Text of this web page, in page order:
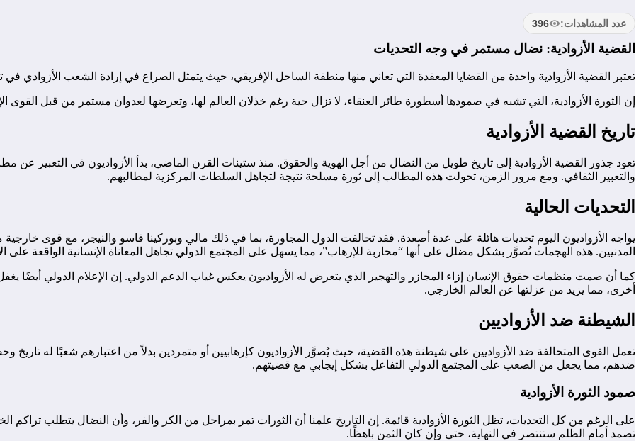
عدد المشاهدات: 396
القضية الأزوادية: نضال مستمر في وجه التحديات
تعتبر القضية الأزوادية واحدة من القضايا المعقدة التي تعاني منها منطقة الساحل الإفريقي، حيث يتمثل الصراع في إرادة الشعب الأزوادي
إن الثورة الأزوادية، التي تشبه في صمودها أسطورة طائر العنقاء، لا تزال حية رغم خذلان العالم لها، وتعرضها لعدوان مستمر من قبل القوى
تاريخ القضية الأزوادية
تعود جذور القضية الأزوادية إلى تاريخ طويل من النضال من أجل الهوية والحقوق. منذ ستينات القرن الماضي، بدأ الأزواديون في التعبير عن
والتعبير الثقافي. ومع مرور الزمن، تحولت هذه المطالب إلى ثورة مسلحة نتيجة لتجاهل السلطات المركزية لمطالبهم.
التحديات الحالية
يواجه الأزواديون اليوم تحديات هائلة على عدة أصعدة. فقد تحالفت الدول المجاورة، بما في ذلك مالي وبوركينا فاسو والنيجر، مع قوى
المدنيين. هذه الهجمات تُصوَّر بشكل مضلل على أنها “محاربة للإرهاب”، مما يسهل على المجتمع الدولي تجاهل المعاناة الإنسانية الواقعة على
كما أن صمت منظمات حقوق الإنسان إزاء المجازر والتهجير الذي يتعرض له الأزواديون يعكس غياب الدعم الدولي. إن الإعلام الدولي أيضًا
أخرى، مما يزيد من عزلتها عن العالم الخارجي.
الشيطنة ضد الأزواديين
تعمل القوى المتحالفة ضد الأزواديين على شيطنة هذه القضية، حيث يُصوَّر الأزواديون كإرهابيين أو متمردين بدلاً من اعتبارهم شعبًا له تاريخ
ضدهم، مما يجعل من الصعب على المجتمع الدولي التفاعل بشكل إيجابي مع قضيتهم.
صمود الثورة الأزوادية
على الرغم من كل التحديات، تظل الثورة الأزوادية قائمة. إن التاريخ علمنا أن الثورات تمر بمراحل من الكر والفر، وأن النضال يتطلب تراكم
تصمد أمام الظلم ستنتصر في النهاية، حتى وإن كان الثمن باهظًا.